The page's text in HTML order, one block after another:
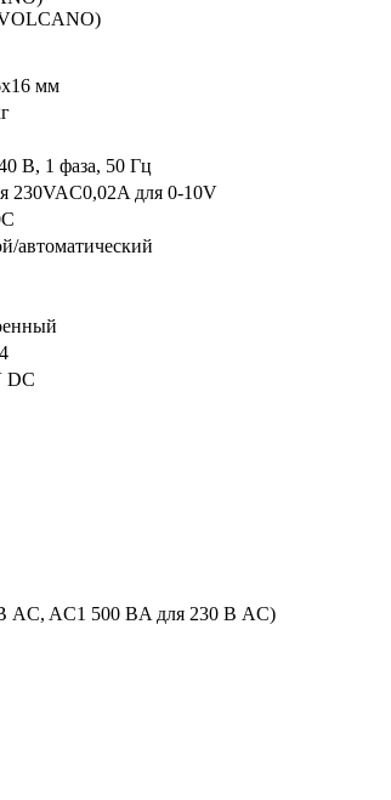
мм
В, 1 фаза, 50 Гц
230VAC0,02A для 0-10V
автоматический
DC
AC, AC1 500 ВA для 230 В AC)